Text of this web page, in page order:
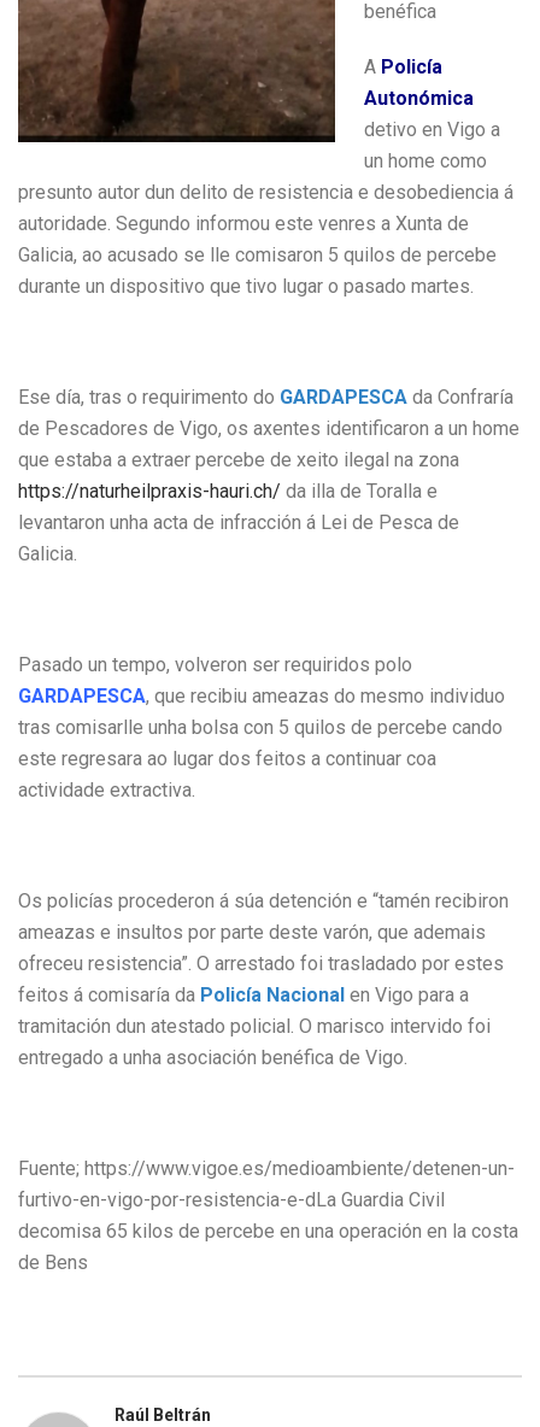
benéfica
A Policía
Autonómica
detivo en Vigo a
un home como
presunto autor dun delito de resistencia e desobediencia á
autoridade. Segundo informou este venres a Xunta de
Galicia, ao acusado se lle comisaron 5 quilos de percebe
durante un dispositivo que tivo lugar o pasado martes.
Ese día, tras o requirimento do GARDAPESCA da Confraría
de Pescadores de Vigo, os axentes identificaron a un home
que estaba a extraer percebe de xeito ilegal na zona
https://naturheilpraxis-hauri.ch/ da illa de Toralla e
levantaron unha acta de infracción á Lei de Pesca de
Galicia.
Pasado un tempo, volveron ser requiridos polo
GARDAPESCA, que recibiu ameazas do mesmo individuo
tras comisarlle unha bolsa con 5 quilos de percebe cando
este regresara ao lugar dos feitos a continuar coa
actividade extractiva.
Os policías procederon á súa detención e “tamén recibiron
ameazas e insultos por parte deste varón, que ademais
ofreceu resistencia”. O arrestado foi trasladado por estes
feitos á comisaría da Policía Nacional en Vigo para a
tramitación dun atestado policial. O marisco intervido foi
entregado a unha asociación benéfica de Vigo.
Fuente; https://www.vigoe.es/medioambiente/detenen-un-
furtivo-en-vigo-por-resistencia-e-dLa Guardia Civil
decomisa 65 kilos de percebe en una operación en la costa
de Bens
Raúl Beltrán